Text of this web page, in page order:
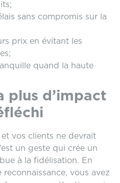
sans compromis sur la
prix en évitant les
quand la haute
plus d’impact
vos clients ne devrait
un geste qui crée un
à la fidélisation. En
vous avez